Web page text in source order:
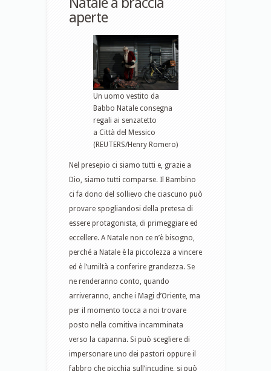
aperte
Un uomo vestito da
Babbo Natale consegna
regali ai senzatetto
a Città del Messico
(REUTERS/Henry Romero)
Nel presepio ci siamo tutti e, grazie a
Dio, siamo tutti comparse. Il Bambino
ci fa dono del sollievo che ciascuno può
provare spogliandosi della pretesa di
essere protagonista, di primeggiare ed
eccellere. A Natale non ce n’è bisogno,
perché a Natale è la piccolezza a vincere
ed è l’umiltà a conferire grandezza. Se
ne renderanno conto, quando
arriveranno, anche i Magi d’Oriente, ma
per il momento tocca a noi trovare
posto nella comitiva incamminata
verso la capanna. Si può scegliere di
impersonare uno dei pastori oppure il
fabbro che picchia sull’incudine, si può